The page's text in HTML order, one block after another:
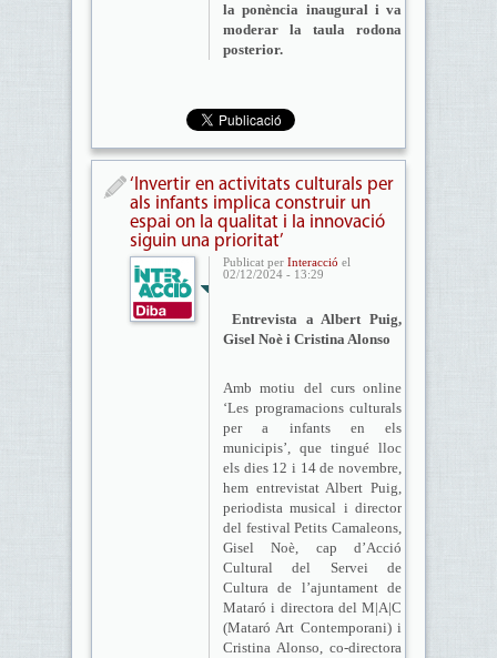
la ponència inaugural i va
moderar la taula rodona
posterior.
‘Invertir en activitats culturals per
als infants implica construir un
espai on la qualitat i la innovació
siguin una prioritat’
Publicat per Interacció el
02/12/2024 - 13:29
Entrevista a Albert Puig,
Gisel Noè i Cristina Alonso
Amb motiu del curs online
‘Les programacions culturals
per a infants en els
municipis’, que tingué lloc
els dies 12 i 14 de novembre,
hem entrevistat Albert Puig,
periodista musical i director
del festival Petits Camaleons,
Gisel Noè, cap d’Acció
Cultural del Servei de
Cultura de l’ajuntament de
Mataró i directora del M|A|C
(Mataró Art Contemporani) i
Cristina Alonso, co-directora